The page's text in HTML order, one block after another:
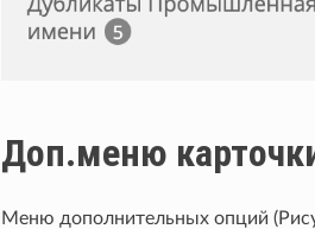
Доп.меню
Меню дополнительных опций